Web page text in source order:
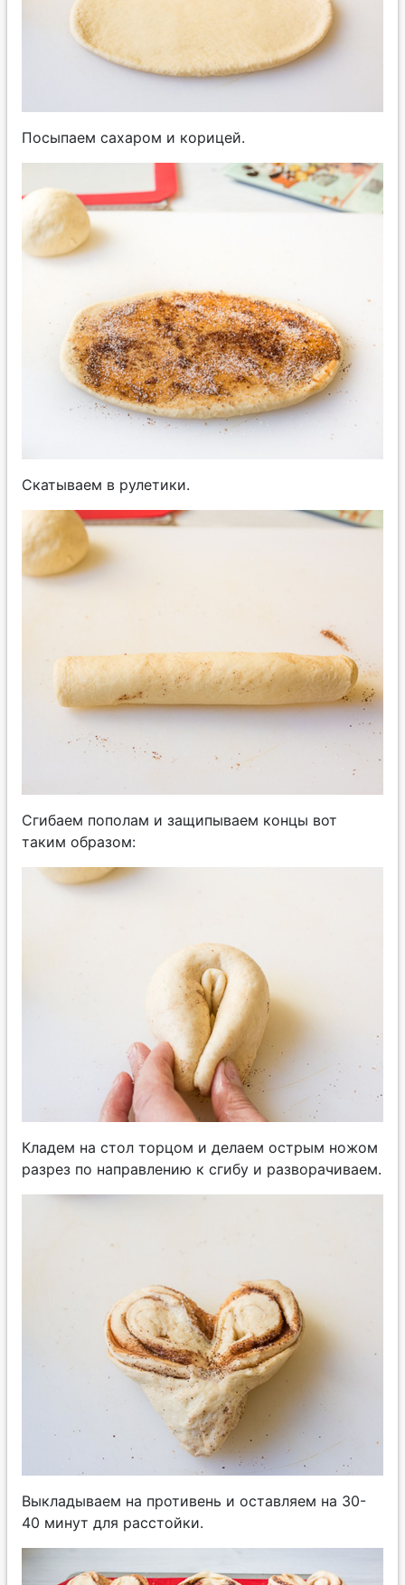
Посыпаем сахаром и корицей.
Скатываем в рулетики.
Сгибаем пополам и защипываем концы вот
таким образом:
Кладем на стол торцом и делаем острым ножом
разрез по направлению к сгибу и разворачиваем.
Выкладываем на противень и оставляем на 30-
40 минут для расстойки.